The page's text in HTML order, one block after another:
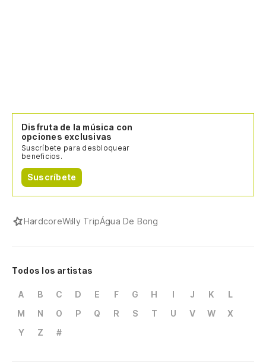
Disfruta de la música con
opciones exclusivas
Suscríbete para desbloquear
beneficios.
Suscríbete
HardcoreWilly TripÁgua De Bong
Todos los artistas
A B C D E F G H I J K
L
M
N O P Q R S T U V W
X
Y
Z #